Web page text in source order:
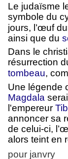
Le judaïsme
symbole du
jours, l’œuf
ainsi que du
Dans le
résurrection
tombeau,
Une légende
Magdala
l'empereur
annoncer sa
de celui-ci,
alors teint en
pour janvry